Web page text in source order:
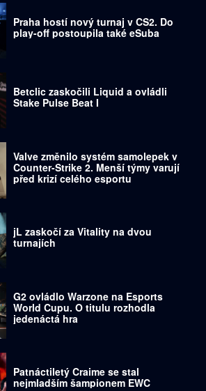
Praha hostí nový turnaj v CS2. Do
play-off postoupila také eSuba
Betclic zaskočili Liquid a ovládli
Stake Pulse Beat I
Valve změnilo systém samolepek v
Counter-Strike 2. Menší týmy varují
před krizí celého esportu
jL zaskočí za Vitality na dvou
turnajích
G2 ovládlo Warzone na Esports
World Cupu. O titulu rozhodla
jedenáctá hra
Patnáctiletý Craime se stal
nejmladším šampionem EWC